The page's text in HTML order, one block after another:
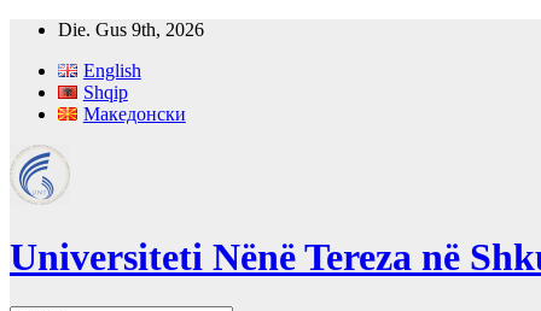
Skip
content
Die. Gus 9th, 2026
English
Shqip
Македонски
Universiteti Nënë Tereza në